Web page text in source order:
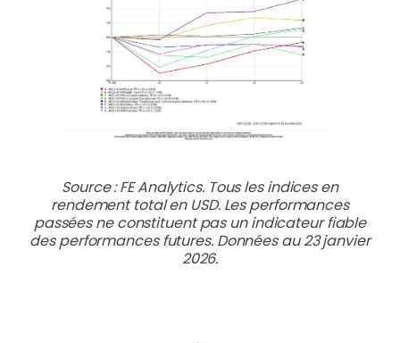
Source : FE Analytics. Tous les indices en
rendement total en USD. Les performances
passées ne constituent pas un indicateur fiable
des performances futures. Données au 23 janvier
2026.